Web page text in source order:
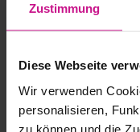
Zustimmung
Diese Webseite
Wir verwenden
personalisieren,
zu können und die